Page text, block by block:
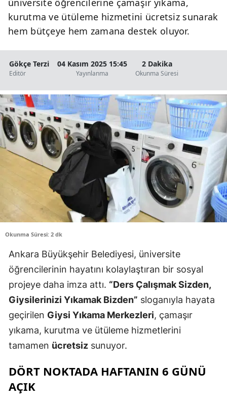
kurutma ve ütüleme hizmetini ücretsiz sunarak
hem bütçeye hem zamana destek oluyor.
Gökçe Terzi
Editör
04 Kasım 2025 15:45
Yayınlanma
2 Dakika
Okunma Süresi
Okunma Süresi: 2 dk
Ankara Büyükşehir Belediyesi, üniversite
öğrencilerinin hayatını kolaylaştıran bir sosyal
projeye daha imza attı. “Ders Çalışmak Sizden,
Giysilerinizi Yıkamak Bizden” sloganıyla hayata
geçirilen Giysi Yıkama Merkezleri, çamaşır
yıkama, kurutma ve ütüleme hizmetlerini
tamamen ücretsiz sunuyor.
DÖRT NOKTADA HAFTANIN 6 GÜNÜ
AÇIK